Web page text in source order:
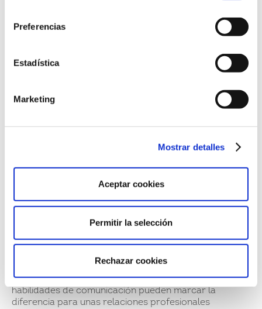
Preferencias
Estadística
Marketing
Mostrar detalles
Aceptar cookies
Permitir la selección
Rechazar cookies
organización
La dinámica profesional actual es exigente también en
términos temporales. La gestión del tiempo y la
pueden diferenciar de forma clara a profesionales con
las mismas habilidades técnicas que pueden realizar un
trabajo en menos tiempo, llegar a las fechas de
Habilidades de
comunicación
La comunicación en las empresas se puede establecer
en muchas direcciones: con otros empleados, con
clientes y socios comerciales, etc. Unas óptimas
habilidades de comunicación pueden marcar la
diferencia para unas relaciones profesionales